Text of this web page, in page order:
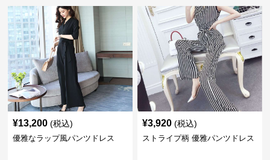
¥13,200 (税込)
優雅なラップ風パンツドレス
¥3,920 (税込)
ストライプ柄 優雅パンツドレス